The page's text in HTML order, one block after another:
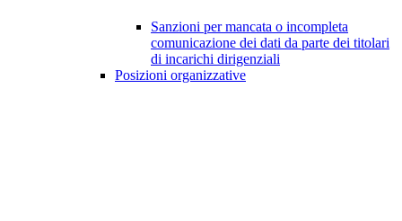
Sanzioni per mancata o incompleta
comunicazione dei dati da parte dei titolari
di incarichi dirigenziali
Posizioni organizzative